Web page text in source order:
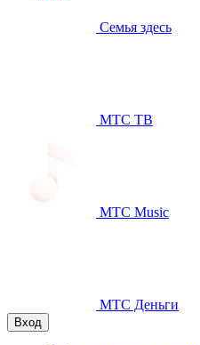
Семья здесь
МТС ТВ
МТС Music
МТС Деньги
Вход